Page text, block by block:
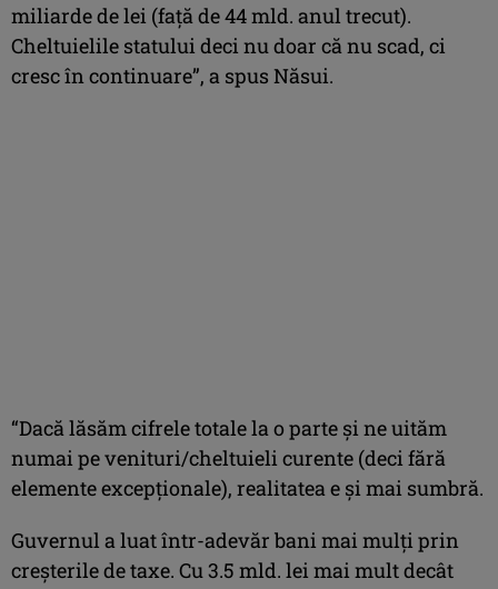
miliarde de lei (față de 44 mld. anul trecut).
Cheltuielile statului deci nu doar că nu scad, ci
cresc în continuare”, a spus Năsui.
“Dacă lăsăm cifrele totale la o parte și ne uităm
numai pe venituri/cheltuieli curente (deci fără
elemente excepționale), realitatea e și mai sumbră.
Guvernul a luat într-adevăr bani mai mulți prin
creșterile de taxe. Cu 3.5 mld. lei mai mult decât